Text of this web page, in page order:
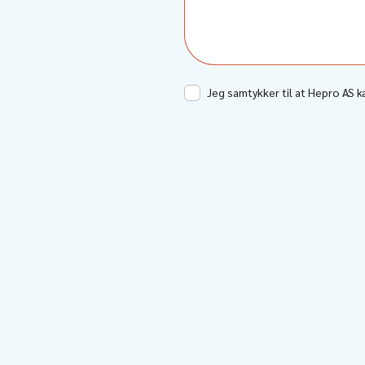
Jeg samtykker til at Hepro AS